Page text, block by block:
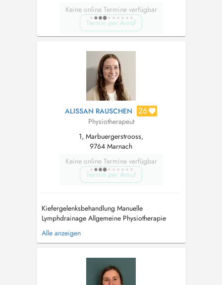
Keine online Termine verfügbar
Termin per Anruf
ALISSAN RAUSCHEN 26
Physiotherapeut
1, Marbuergerstrooss,
9764 Marnach
Keine online Termine verfügbar
Termin per Anruf
Kiefergelenksbehandlung Manuelle
Lymphdrainage Allgemeine Physiotherapie
Postoperative Rehabilitation Ortho-
Traumatologie Orthopädische Manualtherapie
Sportphysiotherapie...
Alle anzeigen